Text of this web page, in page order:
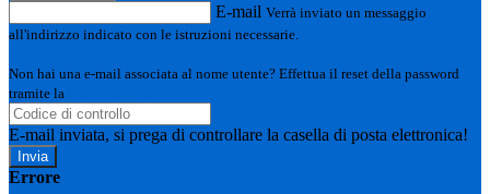
E-mail Verrà inviato un messaggio
all'indirizzo indicato con le istruzioni necessarie.
Non hai una e-mail associata al nome utente? Effettua il reset della password
tramite la
E-mail inviata, si prega di controllare la casella di posta elettronica!
Errore